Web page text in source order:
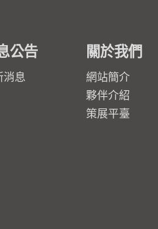
公告
消息
關於我們
網站簡介
夥伴介紹
策展平臺